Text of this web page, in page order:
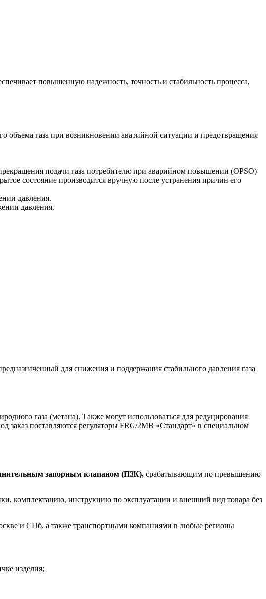
для снижения и поддержания стабильного давления газа
газа (метана). Также могут использоваться для редуцирования
заказ поставляются регуляторы FRG/2MB «Стандарт» в специальном
запорным клапаном (ПЗК), срабатывающим по превышению
комплектацию, инструкцию по эксплуатации и внешний вид товара без
и СПб, а также транспортными компаниями в любые регионы
изделия;